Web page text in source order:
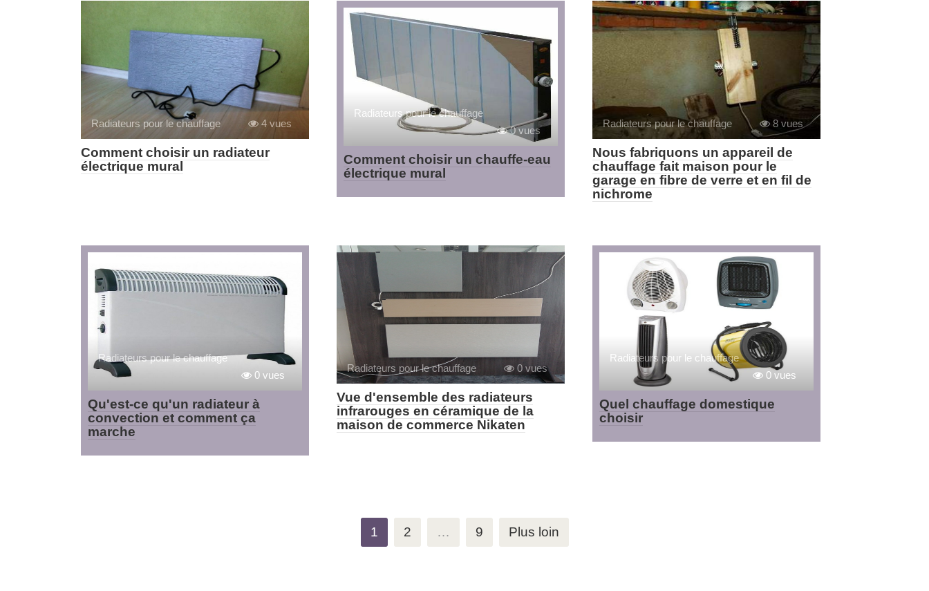
Radiateurs pour le chauffage 4 vues
Comment choisir un radiateur
électrique mural
Radiateurs pour le chauffage
0 vues
Comment choisir un chauffe-eau
électrique mural
Radiateurs pour le chauffage 8 vues
Nous fabriquons un appareil de
chauffage fait maison pour le
garage en fibre de verre et en fil de
nichrome
Radiateurs pour le chauffage
0 vues
Qu'est-ce qu'un radiateur à
convection et comment ça
marche
Radiateurs pour le chauffage 0 vues
Vue d'ensemble des radiateurs
infrarouges en céramique de la
maison de commerce Nikaten
Radiateurs pour le chauffage
0 vues
Quel chauffage domestique
choisir
1 2 … 9 Plus loin